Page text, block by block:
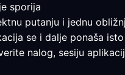
sporija
putanju i jednu
se i dalje ponaša isto
nalog, sesiju